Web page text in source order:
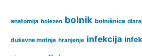
anatomija bolezen bolnik bolnišnica
duševne motnje hranjenje infekcija